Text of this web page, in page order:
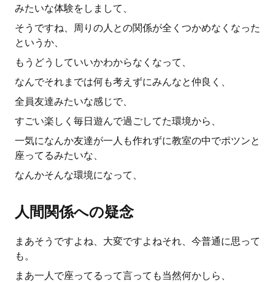
みたいな体験をしまして、
そうですね、周りの人との関係が全くつかめなくなった
というか、
もうどうしていいかわからなくなって、
なんでそれまでは何も考えずにみんなと仲良く、
全員友達みたいな感じで、
すごい楽しく毎日遊んで過ごしてた環境から、
一気になんか友達が一人も作れずに教室の中でポツンと
座ってるみたいな、
なんかそんな環境になって、
人間関係への疑念
まあそうですよね、大変ですよねそれ、今普通に思って
も。
まあ一人で座ってるって言っても当然何かしら、